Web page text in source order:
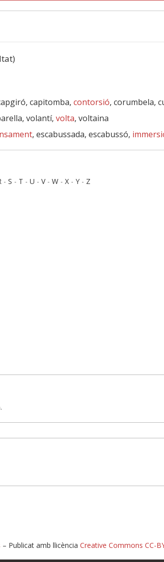
capitomba, contorsió, corumbela,
volantí, volta, voltaina
, escabussada, escabussó,
- S - T - U - V- W - X - Y - Z
– Publicat amb llicència Creative Commons CC-